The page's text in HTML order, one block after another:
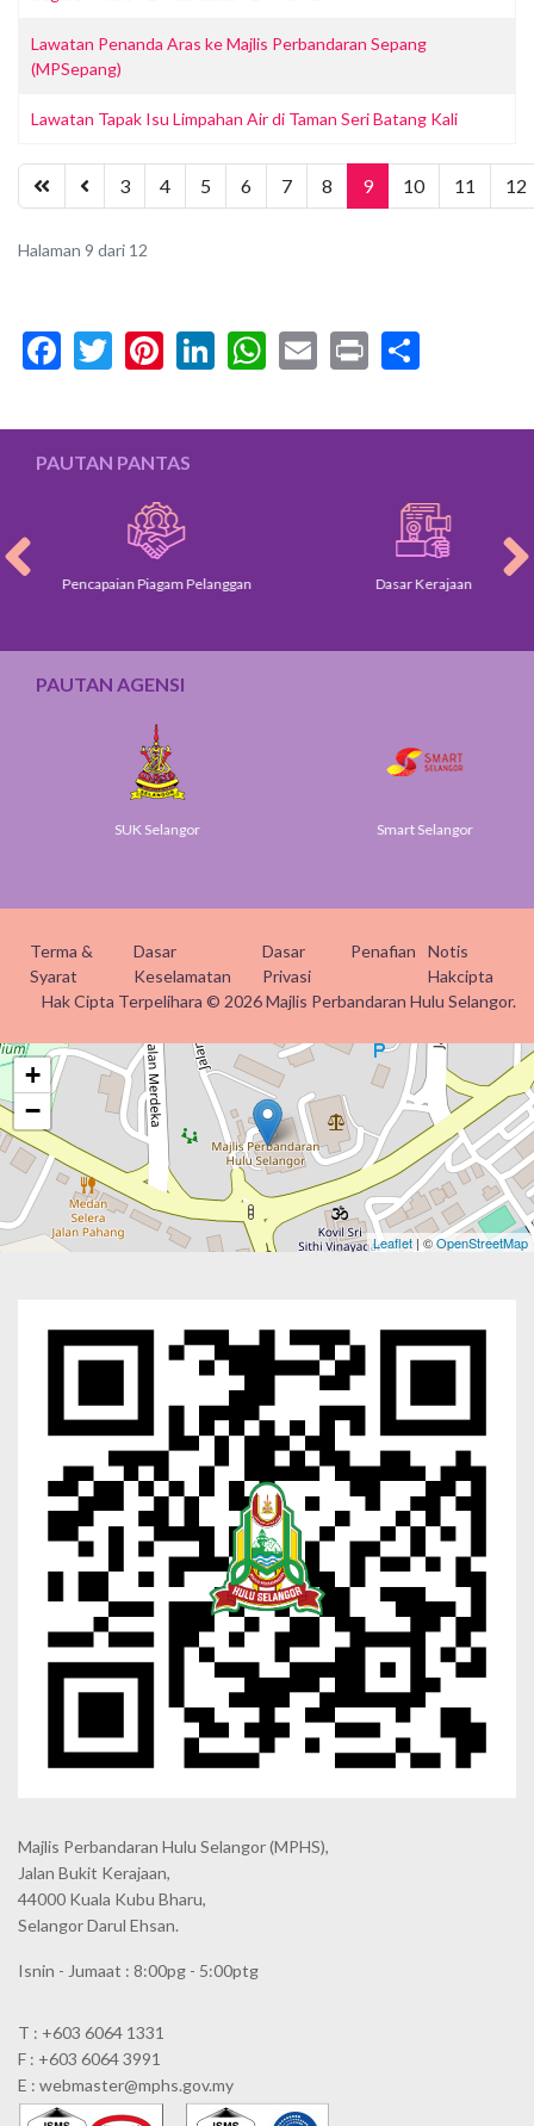
Lawatan Penanda Aras ke Majlis Perbandaran Sepang
(MPSepang)
Lawatan Tapak Isu Limpahan Air di Taman Seri Batang Kali
3 4 5 6 7 8 9 10 11 12
Halaman 9 dari 12
Facebook
Twitter
Pinterest
LinkedIn
WhatsApp
Email
Print
PAUTAN PANTAS
Pencapaian Piagam Pelanggan Dasar Kerajaan
PAUTAN AGENSI
SUK Selangor Smart Selangor
Terma &
Syarat
Dasar
Keselamatan
Dasar
Privasi
Penafian
Notis
Hakcipta
Hak Cipta Terpelihara © 2026 Majlis Perbandaran Hulu Selangor.
+
−
Leaflet | ©OpenStreetMap
Majlis Perbandaran Hulu Selangor (MPHS),
Jalan Bukit Kerajaan,
44000 Kuala Kubu Bharu,
Selangor Darul Ehsan.
Isnin - Jumaat : 8:00pg - 5:00ptg
T : +603 6064 1331
F : +603 6064 3991
E : webmaster@mphs.gov.my